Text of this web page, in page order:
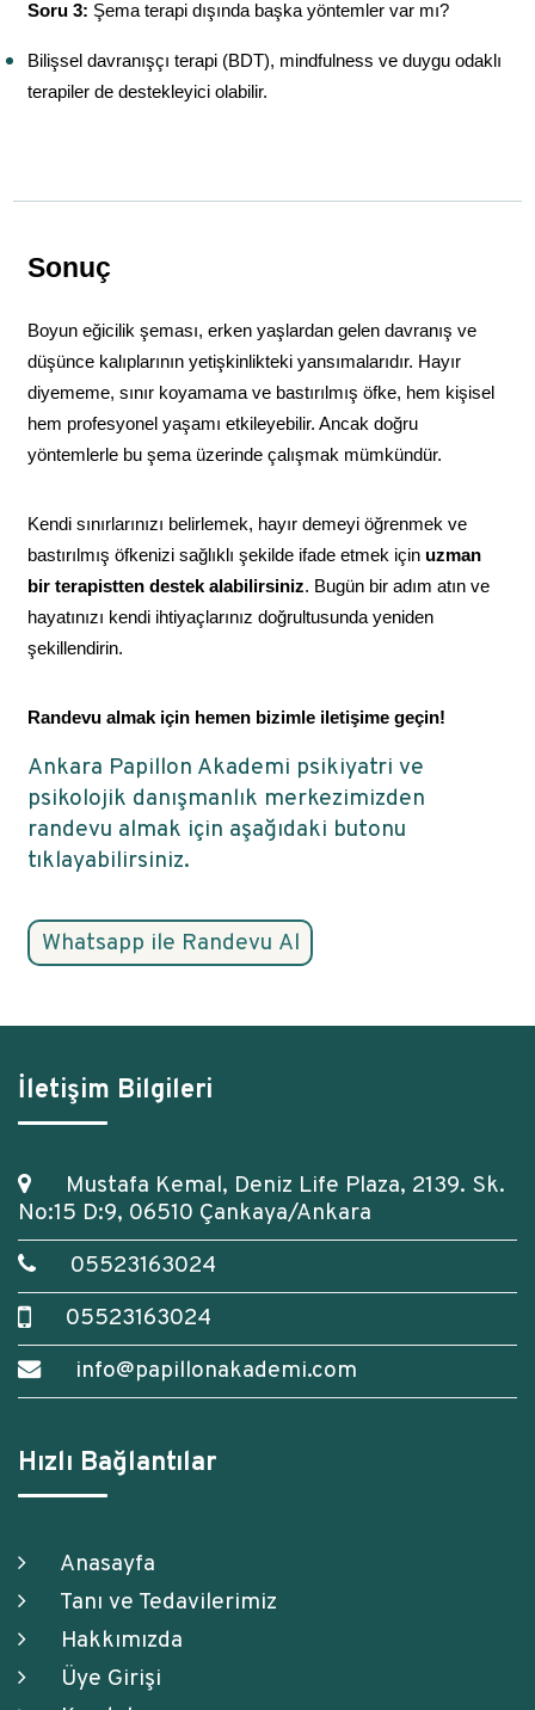
Soru 3: Şema terapi dışında başka yöntemler var mı?
Bilişsel davranışçı terapi (BDT), mindfulness ve duygu odaklı
terapiler de destekleyici olabilir.
Sonuç
Boyun eğicilik şeması, erken yaşlardan gelen davranış ve
düşünce kalıplarının yetişkinlikteki yansımalarıdır. Hayır
diyememe, sınır koyamama ve bastırılmış öfke, hem kişisel
hem profesyonel yaşamı etkileyebilir. Ancak doğru
yöntemlerle bu şema üzerinde çalışmak mümkündür.
Kendi sınırlarınızı belirlemek, hayır demeyi öğrenmek ve
bastırılmış öfkenizi sağlıklı şekilde ifade etmek için uzman
bir terapistten destek alabilirsiniz. Bugün bir adım atın ve
hayatınızı kendi ihtiyaçlarınız doğrultusunda yeniden
şekillendirin.
Randevu almak için hemen bizimle iletişime geçin!
Ankara Papillon Akademi psikiyatri ve
psikolojik danışmanlık merkezimizden
randevu almak için aşağıdaki butonu
tıklayabilirsiniz.
İletişim Bilgileri
Mustafa Kemal, Deniz Life Plaza, 2139. Sk.
No:15 D:9, 06510 Çankaya/Ankara
05523163024
05523163024
info@papillonakademi.com
Hızlı Bağlantılar
Anasayfa
Tanı ve Tedavilerimiz
Hakkımızda
Üye Girişi